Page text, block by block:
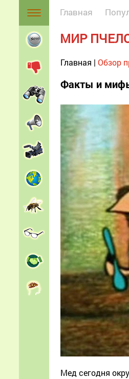
Главная
МИР
Главная | Обзор
Факты и
Мед сегодня